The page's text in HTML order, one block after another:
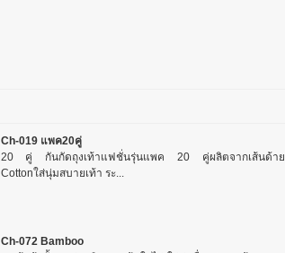
Ch-019 แพค20คู่
20 คู่ กันกัดถุงเท้าแฟชั่นรุ่นแพค 20 คู่ผลิตจากเส้นด้าย
Cottonใส่นุ่มสบายเท้า ระ...
Ch-072 Bamboo